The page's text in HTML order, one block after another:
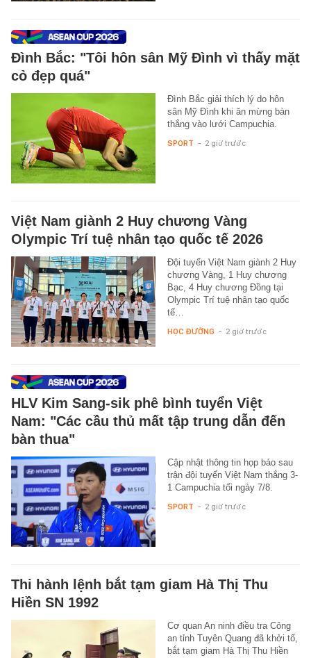
Đình Bắc: "Tôi hôn sân Mỹ Đình vì thấy mặt
cỏ đẹp quá"
Đình Bắc giải thích lý do hôn
sân Mỹ Đình khi ăn mừng bàn
thắng vào lưới Campuchia.
SPORT - 2 giờ trước
Việt Nam giành 2 Huy chương Vàng
Olympic Trí tuệ nhân tạo quốc tế 2026
Đội tuyển Việt Nam giành 2 Huy
chương Vàng, 1 Huy chương
Bạc, 4 Huy chương Đồng tại
Olympic Trí tuệ nhân tạo quốc
tế…
HỌC ĐƯỜNG - 2 giờ trước
HLV Kim Sang-sik phê bình tuyển Việt
Nam: "Các cầu thủ mất tập trung dẫn đến
bàn thua"
Cập nhật thông tin họp báo sau
trận đội tuyển Việt Nam thắng 3-
1 Campuchia tối ngày 7/8.
SPORT - 2 giờ trước
Thi hành lệnh bắt tạm giam Hà Thị Thu
Hiền SN 1992
Cơ quan An ninh điều tra Công
an tỉnh Tuyên Quang đã khởi tố,
bắt tạm giam Hà Thị Thu Hiền